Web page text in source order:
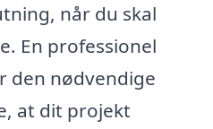
når du skal
En professionel
den nødvendige
at dit projekt